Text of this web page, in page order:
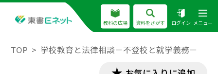
教科の広場 資料をさがす ログイン メニュー
TOP 学校教育と法律相談－不登校と就学義務－